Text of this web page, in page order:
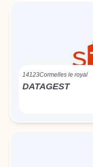
14123Cormelles le royal
DATAGEST